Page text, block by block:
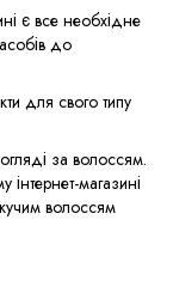
є все необхідне
до
для свого типу
за волоссям.
магазині
волоссям